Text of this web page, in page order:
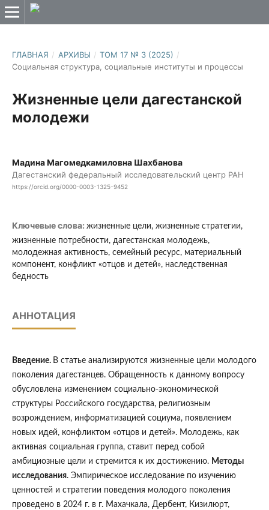
ГЛАВНАЯ / АРХИВЫ / ТОМ 17 № 3 (2025) /
Социальная структура, социальные институты и процессы
Жизненные цели дагестанской
молодежи
Мадина Магомедкамиловна Шахбанова
Дагестанский федеральный исследовательский центр РАН
https://orcid.org/0000-0003-1325-9452
Ключевые слова: жизненные цели, жизненные стратегии,
жизненные потребности, дагестанская молодежь,
молодежная активность, семейный ресурс, материальный
компонент, конфликт «отцов и детей», наследственная
бедность
АННОТАЦИЯ
Введение. В статье анализируются жизненные цели молодого
поколения дагестанцев. Обращенность к данному вопросу
обусловлена изменением социально-экономической
структуры Российского государства, религиозным
возрождением, информатизацией социума, появлением
новых идей, конфликтом «отцов и детей». Молодежь, как
активная социальная группа, ставит перед собой
амбициозные цели и стремится к их достижению. Методы
исследования. Эмпирическое исследование по изучению
ценностей и стратегии поведения молодого поколения
проведено в 2024 г. в г. Махачкала, Дербент, Кизилюрт,